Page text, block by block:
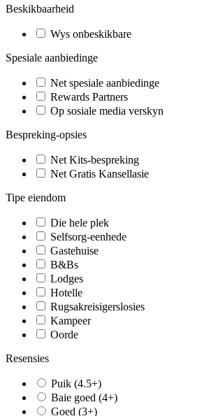
Beskikbaarheid
Wys onbeskikbare
Spesiale aanbiedinge
Net spesiale aanbiedinge
Rewards Partners
Op sosiale media verskyn
Bespreking-opsies
Net Kits-bespreking
Net Gratis Kansellasie
Tipe eiendom
Die hele plek
Selfsorg-eenhede
Gastehuise
B&Bs
Lodges
Hotelle
Rugsakreisigerslosies
Kampeer
Oorde
Resensies
Puik (4.5+)
Baie goed (4+)
Goed (3+)